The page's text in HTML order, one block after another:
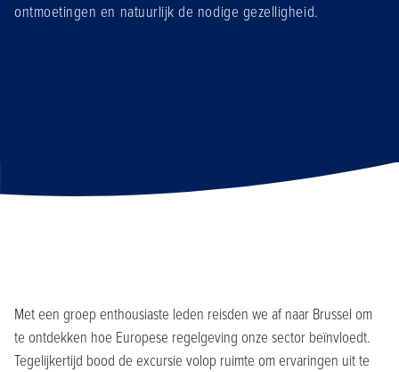
ontmoetingen en natuurlijk de nodige gezelligheid.
Met een groep enthousiaste leden reisden we af naar Brussel om
te ontdekken hoe Europese regelgeving onze sector beïnvloedt.
Tegelijkertijd bood de excursie volop ruimte om ervaringen uit te